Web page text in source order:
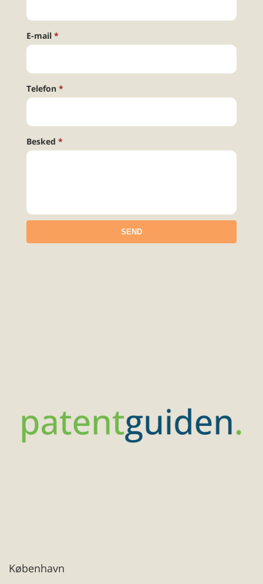
E-mail
Telefon
Besked
SEND
København